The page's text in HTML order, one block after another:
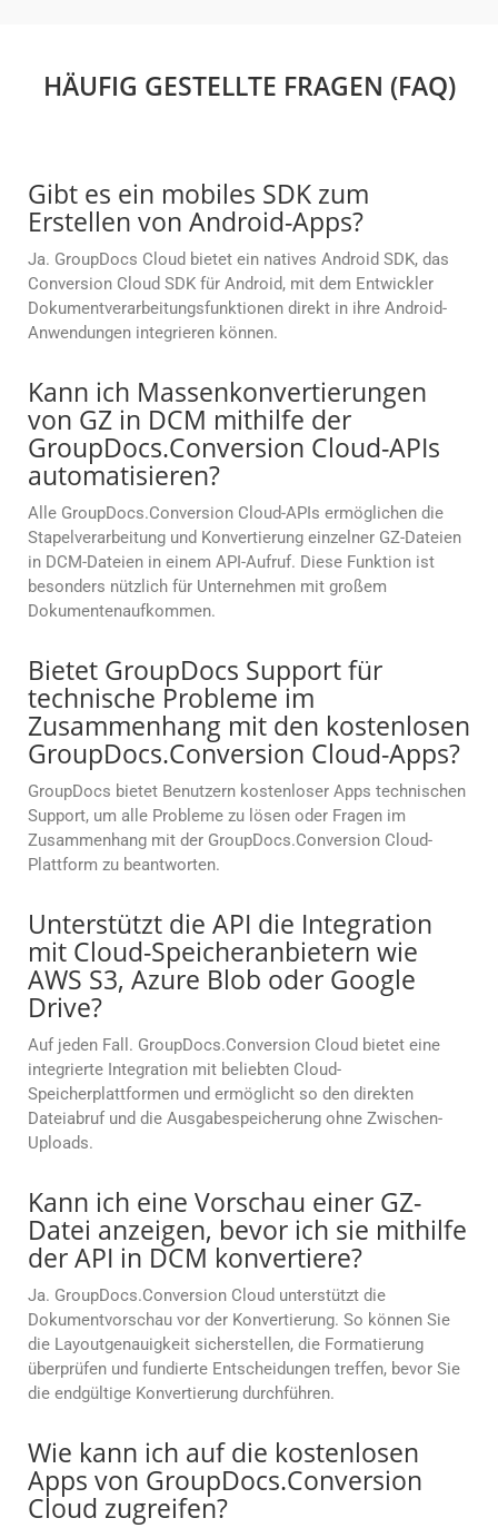
HÄUFIG GESTELLTE FRAGEN (FAQ)
Gibt es ein mobiles SDK zum
Erstellen von Android-Apps?
Ja. GroupDocs Cloud bietet ein natives Android SDK, das
Conversion Cloud SDK für Android, mit dem Entwickler
Dokumentverarbeitungsfunktionen direkt in ihre Android-
Anwendungen integrieren können.
Kann ich Massenkonvertierungen
von GZ in DCM mithilfe der
GroupDocs.Conversion Cloud-APIs
automatisieren?
Alle GroupDocs.Conversion Cloud-APIs ermöglichen die
Stapelverarbeitung und Konvertierung einzelner GZ-Dateien
in DCM-Dateien in einem API-Aufruf. Diese Funktion ist
besonders nützlich für Unternehmen mit großem
Dokumentenaufkommen.
Bietet GroupDocs Support für
technische Probleme im
Zusammenhang mit den kostenlosen
GroupDocs.Conversion Cloud-Apps?
GroupDocs bietet Benutzern kostenloser Apps technischen
Support, um alle Probleme zu lösen oder Fragen im
Zusammenhang mit der GroupDocs.Conversion Cloud-
Plattform zu beantworten.
Unterstützt die API die Integration
mit Cloud-Speicheranbietern wie
AWS S3, Azure Blob oder Google
Drive?
Auf jeden Fall. GroupDocs.Conversion Cloud bietet eine
integrierte Integration mit beliebten Cloud-
Speicherplattformen und ermöglicht so den direkten
Dateiabruf und die Ausgabespeicherung ohne Zwischen-
Uploads.
Kann ich eine Vorschau einer GZ-
Datei anzeigen, bevor ich sie mithilfe
der API in DCM konvertiere?
Ja. GroupDocs.Conversion Cloud unterstützt die
Dokumentvorschau vor der Konvertierung. So können Sie
die Layoutgenauigkeit sicherstellen, die Formatierung
überprüfen und fundierte Entscheidungen treffen, bevor Sie
die endgültige Konvertierung durchführen.
Wie kann ich auf die kostenlosen
Apps von GroupDocs.Conversion
Cloud zugreifen?